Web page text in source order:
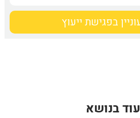
עוד בנושא